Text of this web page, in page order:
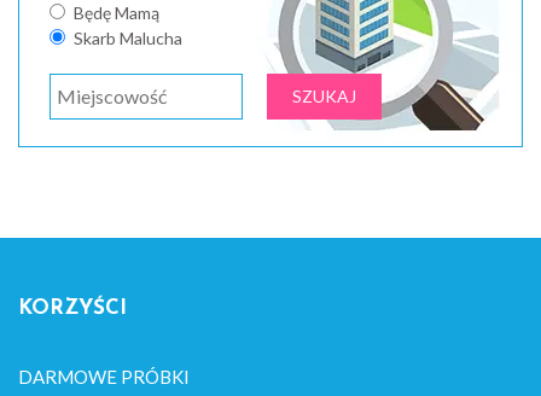
Będę Mamą
Skarb Malucha
KORZYŚCI
DARMOWE PRÓBKI